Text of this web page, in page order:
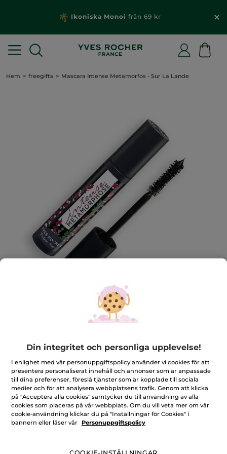
Ikoniska Monoi från 69 kr
Hem freegifts Mascara Intense Metamorfos - Sur La Lande
Lande
Fördjupa dig ytterligare i hjärtat av Bretagnes hedar
med vår nya vårkollektion.
7.8 ml
★★★★★
★★★★★
Inget
omdöme
för
LÄGG TILL RECENSION
Antal
Din integritet och personliga upplevelse!
I enlighet med vår personuppgiftspolicy använder vi cookies för att
presentera personaliserat innehåll och annonser som är anpassade
till dina preferenser, föreslå tjänster som är kopplade till sociala
medier och för att analysera webbplatsens trafik. Genom att klicka
på "Acceptera alla cookies" samtycker du till användning av alla
cookies som placeras på vår webbplats. Om du vill veta mer om vår
cookie-användning klickar du på "Inställningar för Cookies" i
bannern eller läser vår
Personuppgiftspolicy